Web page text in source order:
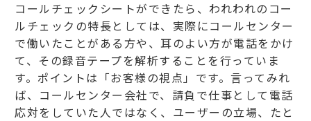
コールチェックシートができたら、われわれのコー
ルチェックの特長としては、実際にコールセンター
で働いたことがある方や、耳のよい方が電話をかけ
て、その録音テープを解析することを行っていま
す。ポイントは「お客様の視点」です。言ってみれ
ば、コールセンター会社で、請負で仕事として電話
応対をしていた人ではなく、ユーザーの立場、たと